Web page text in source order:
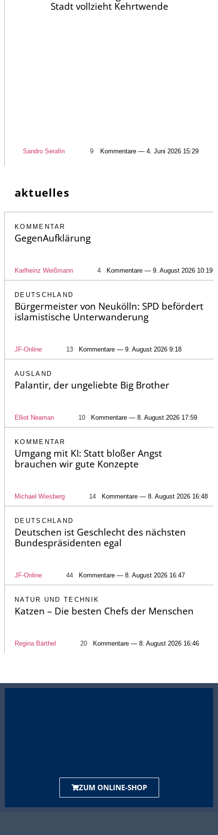
Stadt vollzieht Kehrtwende
Sandro Serafin 9 Kommentare — 4. Juni 2026 15:29
aktuelles
KOMMENTAR
GegenAufklärung
Karlheinz Weißmann 4 Kommentare — 9. August 2026 10:19
DEUTSCHLAND
Bürgermeister von Neukölln: SPD befördert
islamistische Unterwanderung
JF-Online 13 Kommentare — 9. August 2026 9:18
AUSLAND
Palantir, der ungeliebte Big Brother
Elliot Neaman 10 Kommentare — 8. August 2026 17:59
KOMMENTAR
Umgang mit KI: Statt bloßer Angst
brauchen wir gute Konzepte
Michael Wiesberg 14 Kommentare — 8. August 2026 16:48
DEUTSCHLAND
Deutschen ist Geschlecht des nächsten
Bundespräsidenten egal
JF-Online 44 Kommentare — 8. August 2026 16:47
NATUR UND TECHNIK
Katzen – Die besten Chefs der Menschen
Regina Bärthel 20 Kommentare — 8. August 2026 16:46
ZUM ONLINE-SHOP